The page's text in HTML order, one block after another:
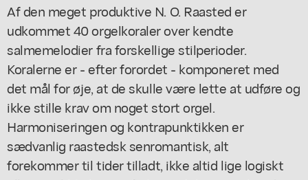
Af den meget produktive N. O. Raasted er
udkommet 40 orgelkoraler over kendte
salmemelodier fra forskellige stilperioder.
Koralerne er - efter forordet - komponeret med
det mål for øje, at de skulle være lette at udføre og
ikke stille krav om noget stort orgel.
Harmoniseringen og kontrapunktikken er
sædvanlig raastedsk senromantisk, alt
forekommer til tider tilladt, ikke altid lige logiskt